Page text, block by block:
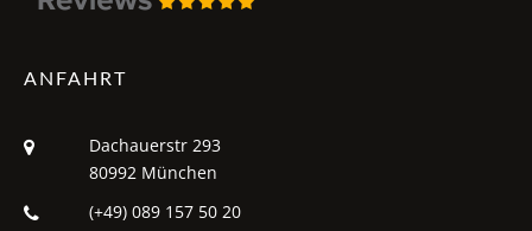
ANFAHRT
Dachauerstr 293
80992 München
(+49) 089 157 50 20